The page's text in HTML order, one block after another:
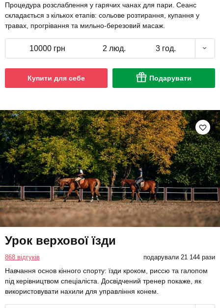
Процедура розслаблення у гарячих чанах для пари. Сеанс
складається з кількох етапів: сольове розтирання, купання у
травах, прогрівання та мильно-березовий масаж.
10000 грн 2 люд. 3 год.
Купити для себе Подарувати
Урок верхової їзди
868 відгуків подарували 21 144 рази
Навчання основ кінного спорту: їзди кроком, риссю та галопом
під керівництвом спеціаліста. Досвідчений тренер покаже, як
використовувати нахили для управління конем.